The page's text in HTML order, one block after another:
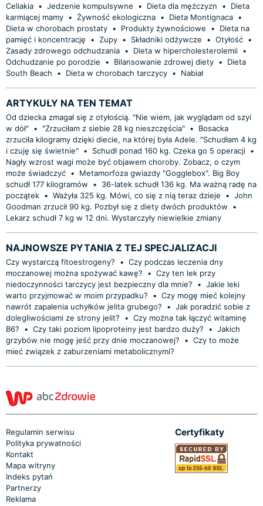
Celiakia • Jedzenie kompulsywne • Dieta dla mężczyzn •
Dieta
karmiącej mamy • Żywność ekologiczna • Dieta Montignaca •
Dieta w chorobach prostaty • Produkty żywnościowe •
Dieta na
pamięć i koncentrację
• Zupy • Składniki odżywcze • Otyłość •
Zasady zdrowego odchudzania • Dieta w hipercholesterolemii •
Odchudzanie po porodzie
• Bilansowanie zdrowej diety •
Dieta
South Beach
• Dieta w chorobach tarczycy • Nabiał
ARTYKUŁY NA TEN TEMAT
Od dziecka zmagał się z otyłością. "Nie wiem, jak wyglądam od szyi
w dół" • "Zrzuciłam z siebie 28 kg nieszczęścia" •
Bosacka
zrzuciła kilogramy dzięki diecie, na której była Adele. "Schudłam 4 kg
i czuję się świetnie" • Schudł ponad 160 kg. Czeka go 5 operacji •
Nagły wzrost wagi może być objawem choroby. Zobacz, o czym
może świadczyć •
Metamorfoza gwiazdy "Gogglebox". Big Boy
schudł 177 kilogramów
•
36-latek schudł 136 kg. Ma ważną radę na
początek • Ważyła 325 kg. Mówi, co się z nią teraz dzieje • John
Goodman zrzucił 90 kg. Pozbył się z diety dwóch produktów
•
Lekarz schudł 7 kg w 12 dni. Wystarczyły niewielkie zmiany
NAJNOWSZE PYTANIA Z TEJ SPECJALIZACJI
Czy wystarczą fitoestrogeny? • Czy podczas leczenia dny
moczanowej można spożywać kawę?
• Czy ten lek przy
niedoczynności tarczycy jest bezpieczny dla mnie?
• Jakie leki
warto przyjmować w moim przypadku?
• Czy mogę mieć kolejny
nawrót zapalenia uchyłków jelita grubego?
• Jak poradzić sobie z
dolegliwościami ze strony jelit?
• Czy można tak łączyć witaminę
B6?
• Czy taki poziom lipoproteiny jest bardzo duży? • Jakich
grzybów nie mogę jeść przy dnie moczanowej?
• Czy to może
mieć związek z zaburzeniami metabolicznymi?
Regulamin serwisu
Polityka prywatności
Kontakt
Mapa witryny
Indeks pytań
Partnerzy
Reklama
Certyfikaty